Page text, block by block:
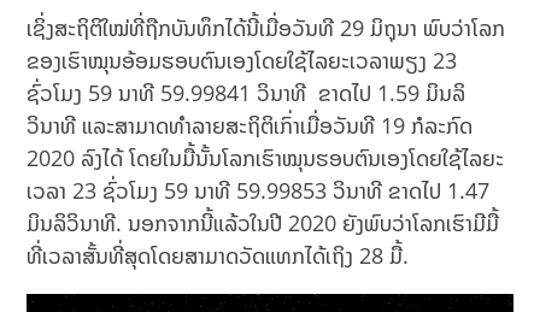
ເຊິ່ງສະຖິຕິໃໝ່ທີ່ຖືກບັນທຶກໄດ້ນີ້ເມື່ອວັນທີ 29 ມິຖຸນາ ພົບວ່າໂລກ
ຂອງເຮົາໝຸນອ້ອມຮອບຕົນເອງໂດຍໃຊ້ໄລຍະເວລາພຽງ 23
ຊົ່ວໂມງ 59 ນາທີ 59.99841 ວິນາທີ ຂາດໄປ 1.59 ມິນລິ
ວິນາທີ ແລະສາມາດທໍາລາຍສະຖິຕິເກົ່າເມື່ອວັນທີ 19 ກໍລະກົດ
2020 ລົງໄດ້ ໂດຍໃນມື້ນັ້ນໂລກເຮົາໝຸນຮອບຕົນເອງໂດຍໃຊ້ໄລຍະ
ເວລາ 23 ຊົ່ວໂມງ 59 ນາທີ 59.99853 ວິນາທີ ຂາດໄປ 1.47
ມິນລິວິນາທີ. ນອກຈາກນີ້ແລ້ວໃນປີ 2020 ຍັງພົບວ່າໂລກເຮົາມີມື້
ທີ່ເວລາສັ້ນທີ່ສຸດໂດຍສາມາດວັດແທກໄດ້ເຖິງ 28 ມື້.